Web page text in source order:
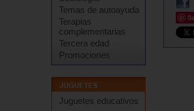
Temas de autoayuda
Terapias
complementarias
Tercera edad
Promociones
Juguetes educativos